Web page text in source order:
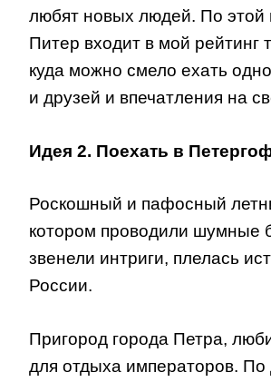
любят новых людей. По этой
Питер входит в мой рейтинг
куда можно смело ехать
и друзей и впечатления на
Идея 2. Поехать в
Роскошный и пафосный
котором проводили шумные
звенели интриги, плелась
России.
Пригород города Петра,
для отдыха императоров. По